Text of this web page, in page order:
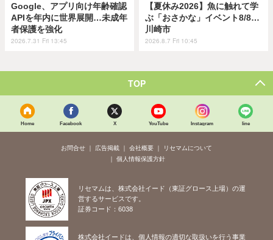
Google、アプリ向け年齢確認
APIを年内に世界展開…未成年
者保護を強化
2026.7.31 Fri 13:45
【夏休み2026】魚に触れて学
ぶ「おさかな」イベント8/8…
川崎市
2026.8.7 Fri 10:45
TOP
Home Facebook X YouTube Instagram line
お問合せ 広告掲載 会社概要
リセマムについて
個人情報保護方針
リセマムは、株式会社イード（東証グロース上場）の運
営するサービスです。
証券コード：6038
株式会社イードは、個人情報の適切な取扱いを行う事業